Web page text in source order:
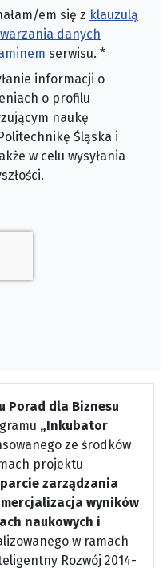
em się z klauzulą
danych
serwisu. *
informacji o
o profilu
naukę
Śląska i
w celu wysyłania
dla Biznesu
„Inkubator
ze środków
projektu
zarządzania
wyników
naukowych i
w ramach
Rozwój 2014-